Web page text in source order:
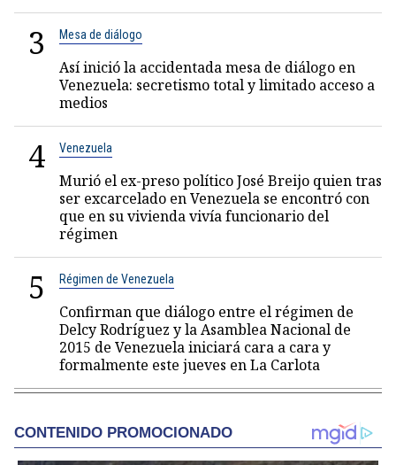
3 Mesa de diálogo
Así inició la accidentada mesa de diálogo en
Venezuela: secretismo total y limitado acceso a
medios
4 Venezuela
Murió el ex-preso político José Breijo quien tras
ser excarcelado en Venezuela se encontró con
que en su vivienda vivía funcionario del
régimen
5 Régimen de Venezuela
Confirman que diálogo entre el régimen de
Delcy Rodríguez y la Asamblea Nacional de
2015 de Venezuela iniciará cara a cara y
formalmente este jueves en La Carlota